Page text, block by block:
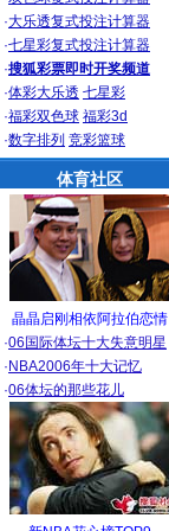
·大乐透复式投注计算器
·七星彩复式投注计算器
·搜狐彩票即时开奖频道
·体彩大乐透 七星彩
·福彩双色球 福彩3d
·数字排列 竞彩篮球
体育社区
晶晶启刚相依阿拉伯恋情
·06国际体坛十大失意明星
· NBA2006年十大记忆
·06体坛的那些花儿